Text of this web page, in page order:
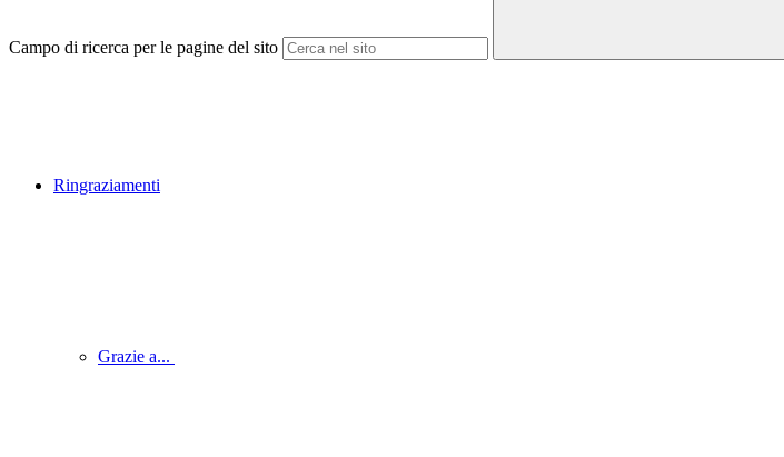
Campo di ricerca per le pagine del sito
Ringraziamenti
Grazie a...